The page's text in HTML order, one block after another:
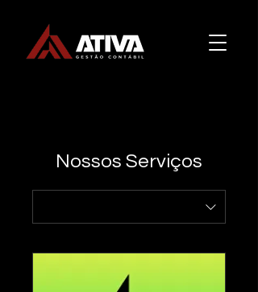
Nossos Serviços